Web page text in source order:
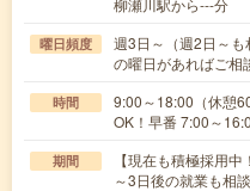
曜日頻度
週3日～（週2日～
の曜日があればご相
時間
9:00～18:00（休憩
OK！早番 7:00～
期間
【現在も積極採用
～3日後の就業も相